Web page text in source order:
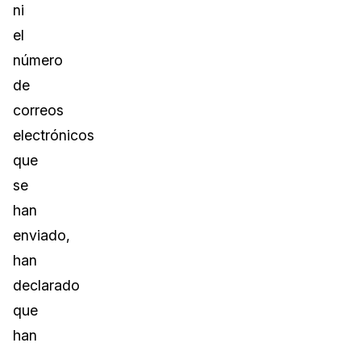
ni
el
número
de
correos
electrónicos
que
se
han
enviado,
han
declarado
que
han